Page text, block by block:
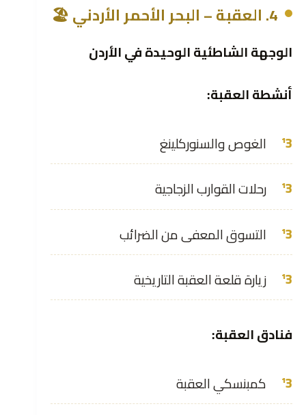
4. العقبة – البحر الأحمر الأردني 🏖️
الوجهة الشاطئية الوحيدة في الأردن
أنشطة العقبة:
الغوص والسنوركلينغ
رحلات القوارب الزجاجية
التسوق المعفى من الضرائب
زيارة قلعة العقبة التاريخية
فنادق العقبة:
كمبنسكي العقبة